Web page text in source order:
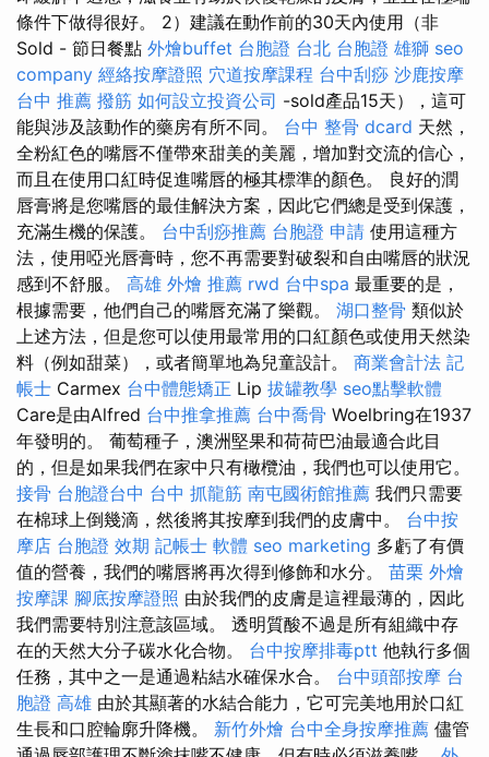
條件下做得很好。 2）建議在動作前的30天內使用（非
Sold - 節日餐點 外燴buffet 台胞證 台北 台胞證 雄獅 seo
company 經絡按摩證照 穴道按摩課程 台中刮痧 沙鹿按摩
台中 推薦 撥筋 如何設立投資公司 -sold產品15天），這可
能與涉及該動作的藥房有所不同。 台中 整骨 dcard 天然，
全粉紅色的嘴唇不僅帶來甜美的美麗，增加對交流的信心，
而且在使用口紅時促進嘴唇的極其標準的顏色。 良好的潤
唇膏將是您嘴唇的最佳解決方案，因此它們總是受到保護，
充滿生機的保護。 台中刮痧推薦 台胞證 申請 使用這種方
法，使用啞光唇膏時，您不再需要對破裂和自由嘴唇的狀況
感到不舒服。 高雄 外燴 推薦 rwd 台中spa 最重要的是，
根據需要，他們自己的嘴唇充滿了樂觀。 湖口整骨 類似於
上述方法，但是您可以使用最常用的口紅顏色或使用天然染
料（例如甜菜），或者簡單地為兒童設計。 商業會計法 記
帳士 Carmex 台中體態矯正 Lip 拔罐教學 seo點擊軟體
Care是由Alfred 台中推拿推薦 台中喬骨 Woelbring在1937
年發明的。 葡萄種子，澳洲堅果和荷荷巴油最適合此目
的，但是如果我們在家中只有橄欖油，我們也可以使用它。
接骨 台胞證台中 台中 抓龍筋 南屯國術館推薦 我們只需要
在棉球上倒幾滴，然後將其按摩到我們的皮膚中。 台中按
摩店 台胞證 效期 記帳士 軟體 seo marketing 多虧了有價
值的營養，我們的嘴唇將再次得到修飾和水分。 苗栗 外燴
按摩課 腳底按摩證照 由於我們的皮膚是這裡最薄的，因此
我們需要特別注意該區域。 透明質酸不過是所有組織中存
在的天然大分子碳水化合物。 台中按摩排毒ptt 他執行多個
任務，其中之一是通過粘結水確保水合。 台中頭部按摩 台
胞證 高雄 由於其顯著的水結合能力，它可完美地用於口紅
生長和口腔輪廓升降機。 新竹外燴 台中全身按摩推薦 儘管